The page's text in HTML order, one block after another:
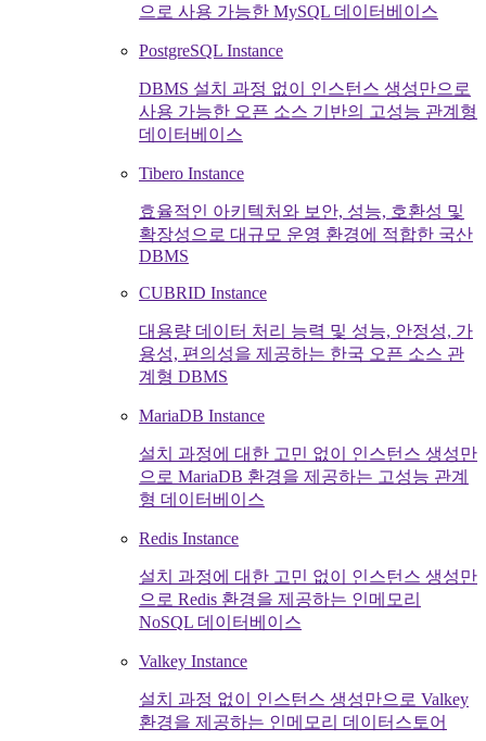
으로 사용 가능한 MySQL 데이터베이스
PostgreSQL Instance
DBMS 설치 과정 없이 인스턴스 생성만으로
사용 가능한 오픈 소스 기반의 고성능 관계형
데이터베이스
Tibero Instance
효율적인 아키텍처와 보안, 성능, 호환성 및
확장성으로 대규모 운영 환경에 적합한 국산
DBMS
CUBRID Instance
대용량 데이터 처리 능력 및 성능, 안정성, 가
용성, 편의성을 제공하는 한국 오픈 소스 관
계형 DBMS
MariaDB Instance
설치 과정에 대한 고민 없이 인스턴스 생성만
으로 MariaDB 환경을 제공하는 고성능 관계
형 데이터베이스
Redis Instance
설치 과정에 대한 고민 없이 인스턴스 생성만
으로 Redis 환경을 제공하는 인메모리
NoSQL 데이터베이스
Valkey Instance
설치 과정 없이 인스턴스 생성만으로 Valkey
환경을 제공하는 인메모리 데이터스토어